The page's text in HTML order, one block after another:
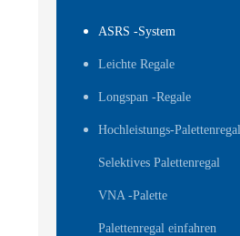
ASRS -System
Leichte Regale
Longspan -Regale
Hochleistungs-Palettenregal
Selektives Palettenregal
VNA -Palette
Palettenregal einfahren